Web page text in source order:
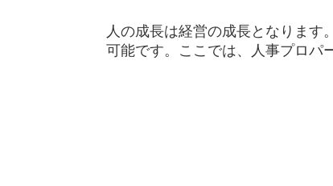
人の成長は経営の成長となります
可能です。ここでは、人事プロパ